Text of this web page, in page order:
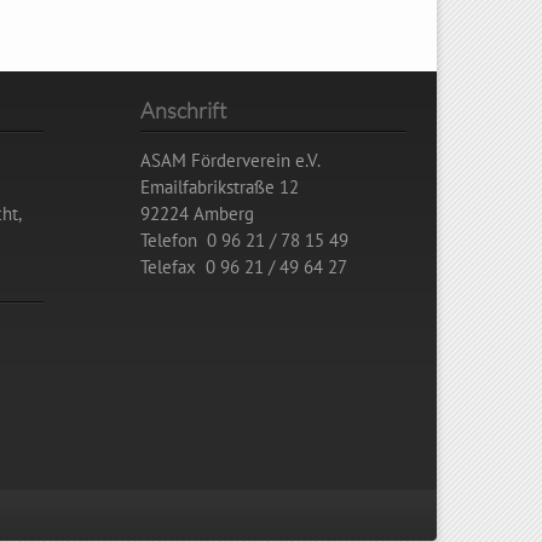
Anschrift
ASAM Förderverein e.V.
Emailfabrikstraße 12
92224 Amberg
Telefon 0 96 21 / 78 15 49
Telefax 0 96 21 / 49 64 27